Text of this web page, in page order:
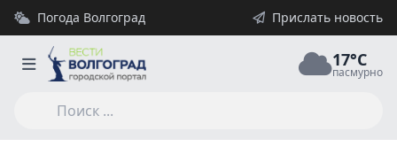
Погода Волгоград Прислать новость
17°C
пасмурно